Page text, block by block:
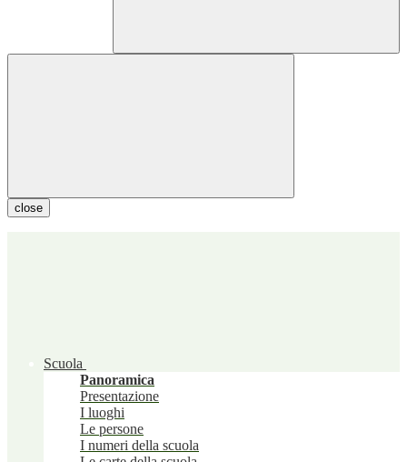
close
Scuola
Panoramica
Presentazione
I luoghi
Le persone
I numeri della scuola